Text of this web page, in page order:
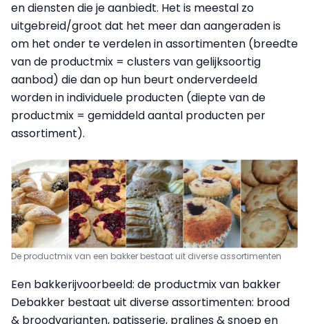
en diensten die je aanbiedt. Het is meestal zo
uitgebreid/groot dat het meer dan aangeraden is
om het onder te verdelen in assortimenten (breedte
van de productmix = clusters van gelijksoortig
aanbod) die dan op hun beurt onderverdeeld
worden in individuele producten (diepte van de
productmix = gemiddeld aantal producten per
assortiment).
De productmix van een bakker bestaat uit diverse assortimenten
Een bakkerijvoorbeeld: de productmix van bakker
Debakker bestaat uit diverse assortimenten: brood
& broodvarianten, patisserie, pralines & snoep en